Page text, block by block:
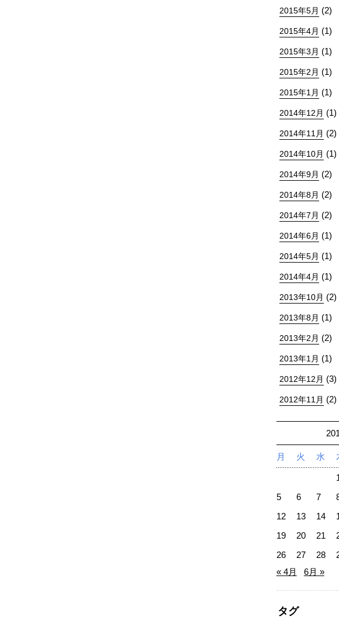
2015年5月 (2)
2015年4月 (1)
2015年3月 (1)
2015年2月 (1)
2015年1月 (1)
2014年12月 (1)
2014年11月 (2)
2014年10月 (1)
2014年9月 (2)
2014年8月 (2)
2014年7月 (2)
2014年6月 (1)
2014年5月 (1)
2014年4月 (1)
2013年10月 (2)
2013年8月 (1)
2013年2月 (2)
2013年1月 (1)
2012年12月 (3)
2012年11月 (2)
月 火 水
5
6 7
12
13 14
19
20 21
26
27 28
« 4月
6月 »
タグ